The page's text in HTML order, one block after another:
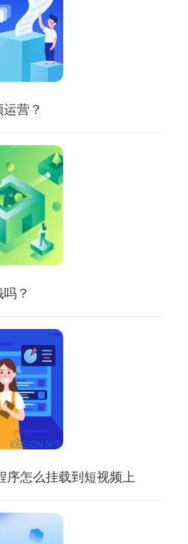
营？
？
序怎么挂载到短视频上